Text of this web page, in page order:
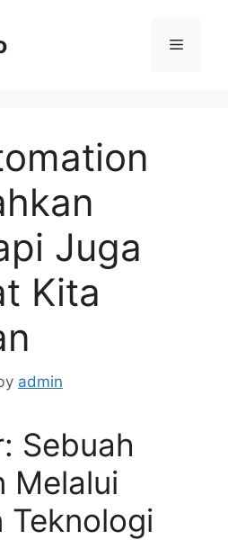
Menu
Juga
Kita
admin
Sebuah
Melalui
Teknologi